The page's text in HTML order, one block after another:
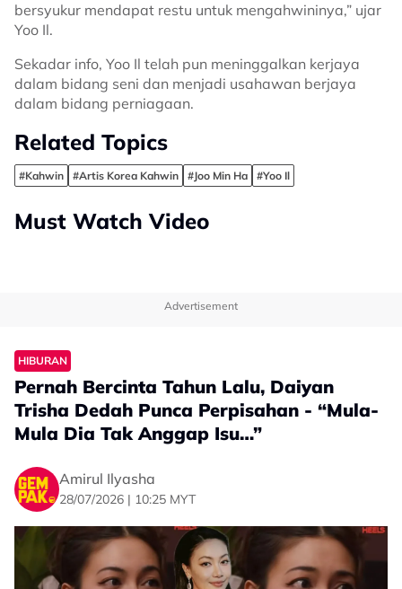
bersyukur mendapat restu untuk mengahwininya,” ujar
Yoo Il.
Sekadar info, Yoo Il telah pun meninggalkan kerjaya
dalam bidang seni dan menjadi usahawan berjaya
dalam bidang perniagaan.
Related Topics
#Kahwin #Artis Korea Kahwin #Joo Min Ha #Yoo Il
Must Watch Video
Advertisement
HIBURAN
Pernah Bercinta Tahun Lalu, Daiyan
Trisha Dedah Punca Perpisahan - “Mula-
Mula Dia Tak Anggap Isu…”
Amirul Ilyasha
28/07/2026 | 10:25 MYT